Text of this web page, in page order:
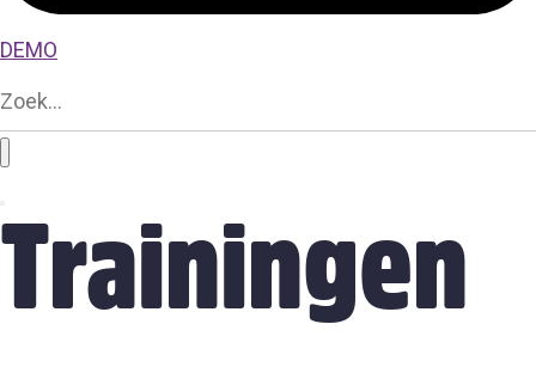
DEMO
Trainingen